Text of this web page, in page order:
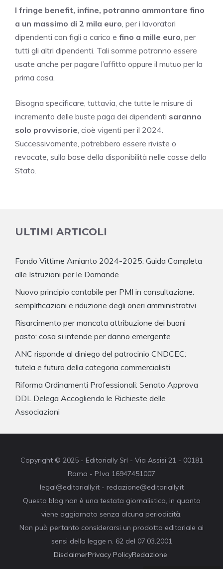
I fringe benefit, infine, potranno ammontare fino
a un massimo di 2 mila euro , per i lavoratori
dipendenti con figli a carico e fino a mille euro , per
tutti gli altri dipendenti. Tali somme potranno essere
usate anche per pagare l’affitto oppure il mutuo per la
prima casa.
Bisogna specificare, tuttavia, che tutte le misure di
incremento delle buste paga dei dipendenti saranno
solo provvisorie , cioè vigenti per il 2024.
Successivamente, potrebbero essere riviste o
revocate, sulla base della disponibilità nelle casse dello
Stato.
ULTIMI ARTICOLI
Fondo Vittime Amianto 2024-2025: Guida Completa
alle Istruzioni per le Domande
Nuovo principio contabile per PMI in consultazione:
semplificazioni e riduzione degli oneri amministrativi
Risarcimento per mancata attribuzione dei buoni
pasto: cosa si intende per danno emergente
ANC risponde al diniego del patrocinio CNDCEC:
tutela e futuro della categoria commercialisti
Riforma Ordinamenti Professionali: Senato Approva
DDL Delega Accogliendo le Richieste delle
Associazioni
Copyright © 2025 - Editorially Srl - Via Assisi 21 - 00181
Roma - P.Iva 16947451007
legal@editorially.it - redazione@editorially.it
Questo blog non è una testata giornalistica, in quanto
viene aggiornato senza alcuna periodicità.
Non può pertanto considerarsi un prodotto editoriale ai
sensi della legge n. 62 del 07.03.2001
DisclaimerPrivacy PolicyRedazione